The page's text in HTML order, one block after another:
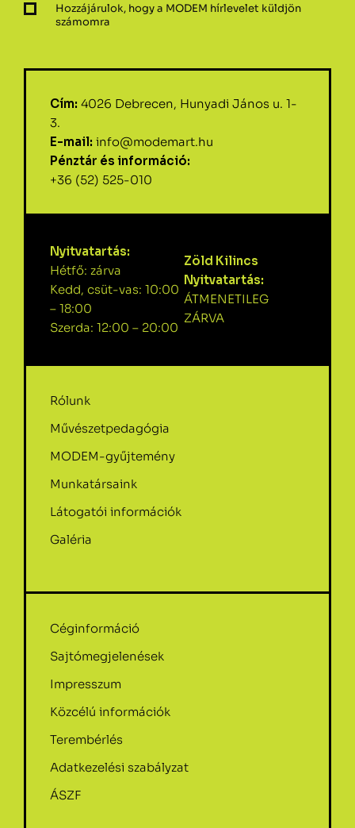
Hozzájárulok, hogy a MODEM hírlevelet küldjön
számomra
Cím: 4026 Debrecen, Hunyadi János u. 1-
3.
E-mail: info@modemart.hu
Pénztár és információ:
+36 (52) 525-010
Nyitvatartás:
Hétfő: zárva
Kedd, csüt-vas: 10:00
– 18:00
Szerda: 12:00 – 20:00
Zöld Kilincs
Nyitvatartás:
ÁTMENETILEG
ZÁRVA
Rólunk
Művészetpedagógia
MODEM-gyűjtemény
Munkatársaink
Látogatói információk
Galéria
Céginformáció
Sajtómegjelenések
Impresszum
Közcélú információk
Terembérlés
Adatkezelési szabályzat
ÁSZF